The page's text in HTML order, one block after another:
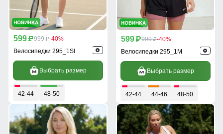
599 p999 p-40%
Велосипедки 295_1Sl
Выбрать размер
42-44 48-50
599 p999 p-40%
Велосипедки 295_1M
Выбрать размер
42-44 44-46 48-50